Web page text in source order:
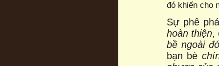
đó khiến cho
Sự phê
hoàn thiện,
bề ngoài
bạn bè